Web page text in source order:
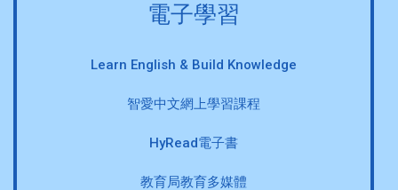
電子學習
Learn English & Build Knowledge
智愛中文網上學習課程
HyRead電子書
教育局教育多媒體